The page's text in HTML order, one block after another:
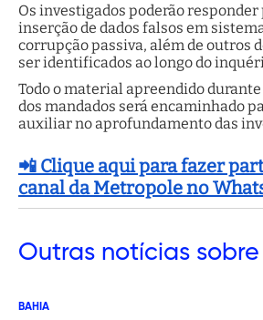
Os investigados poderão
inserção de dados falsos em
corrupção passiva, além de outros
ser identificados ao longo do
Todo o material apreendido
dos mandados será encaminhado
auxiliar no aprofundamento das
📲 Clique aqui para fazer
canal da Metropole no
Outras notícias sobre
BAHIA